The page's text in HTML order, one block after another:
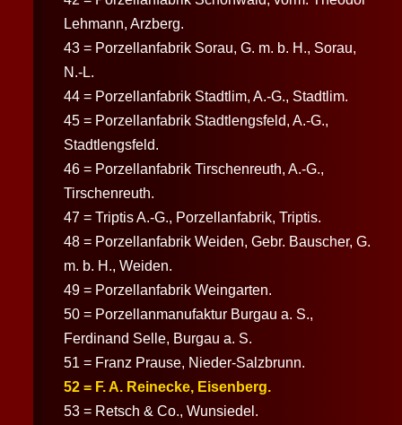
Lehmann, Arzberg.
43 = Porzellanfabrik Sorau, G. m. b. H., Sorau,
N.-L.
44 = Porzellanfabrik Stadtlim, A.-G., Stadtlim.
45 = Porzellanfabrik Stadtlengsfeld, A.-G.,
Stadtlengsfeld.
46 = Porzellanfabrik Tirschenreuth, A.-G.,
Tirschenreuth.
47 = Triptis A.-G., Porzellanfabrik, Triptis.
48 = Porzellanfabrik Weiden, Gebr. Bauscher, G.
m. b. H., Weiden.
49 = Porzellanfabrik Weingarten.
50 = Porzellanmanufaktur Burgau a. S.,
Ferdinand Selle, Burgau a. S.
51 = Franz Prause, Nieder-Salzbrunn.
52 = F. A. Reinecke, Eisenberg.
53 = Retsch & Co., Wunsiedel.